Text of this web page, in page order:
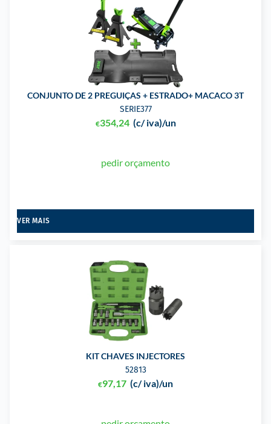
CONJUNTO DE 2 PREGUIÇAS + ESTRADO+ MACACO 3T
SERIE377
€354,24 (c/ iva)/un
pedir orçamento
VER MAIS
KIT CHAVES INJECTORES
52813
€97,17 (c/ iva)/un